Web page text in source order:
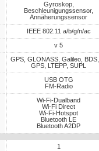
Gyroskop,
Beschleunigungssensor,
Annäherungssensor
IEEE 802.11 a/b/g/n/ac
v 5
GPS, GLONASS, Galileo,
GPS, LTEPP, SUPL
USB OTG
FM-Radio
Wi-Fi-Dualband
Wi-Fi Direct
Wi-Fi-Hotspot
Bluetooth LE
Bluetooth A2DP
1